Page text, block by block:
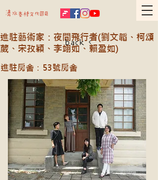
進駐藝術家：夜間飛行者(劉文韜、柯頌
葳、宋孜穎、李翊如、賴盈如)
進駐房舍：53號房舍
back